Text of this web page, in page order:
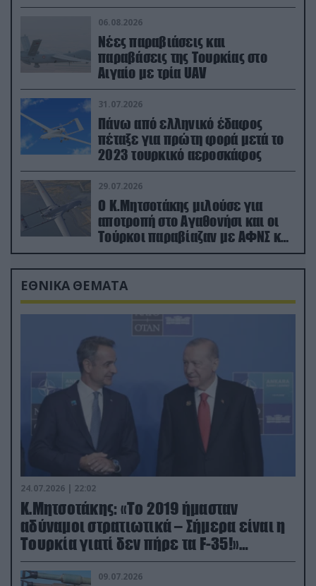
06.08.2026
Νέες παραβιάσεις και
παραβάσεις της Τουρκίας στο
Αιγαίο με τρία UAV
31.07.2026
Πάνω από ελληνικό έδαφος
πέταξε για πρώτη φορά μετά το
2023 τουρκικό αεροσκάφος
29.07.2026
Ο Κ.Μητσοτάκης μιλούσε για
αποτροπή στο Αγαθονήσι και οι
Τούρκοι παραβίαζαν με ΑΦΝΣ και
drone
ΕΘΝΙΚΑ ΘΕΜΑΤΑ
24.07.2026 | 22:02
Κ.Μητσοτάκης: «Το 2019 ήμασταν
αδύναμοι στρατιωτικά – Σήμερα είναι η
Τουρκία γιατί δεν πήρε τα F-35!»
(βίντεο)
09.07.2026